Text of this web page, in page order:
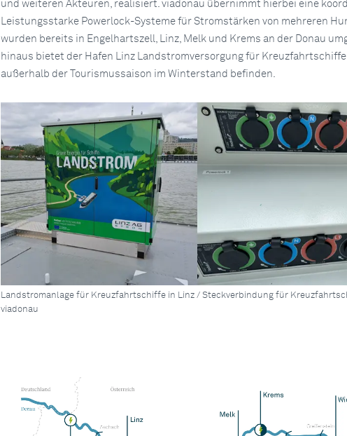
und weiteren Akteuren, realisiert. viadonau übernimmt hierbei eine
Leistungsstarke Powerlock-Systeme für Stromstärken von mehreren
wurden bereits in Engelhartszell, Linz, Melk und Krems an der Donau
hinaus bietet der Hafen Linz Landstromversorgung für
außerhalb der Tourismussaison im Winterstand befinden.
Landstromanlage für Kreuzfahrtschiffe in Linz / Steckverbindung für
viadonau